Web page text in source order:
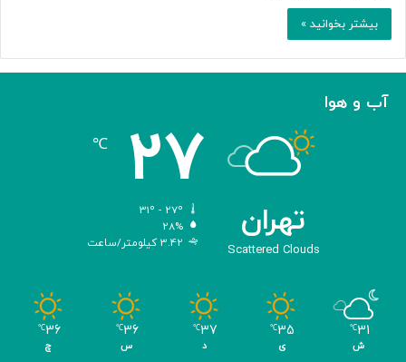
بیشتر بخوانید »
آب و هوا
تهران
Scattered Clouds
27
℃
28%
3.42 کیلومتر/ساعت
31
℃
ش
35
℃
ی
37
℃
د
36
℃
س
36
℃
چ